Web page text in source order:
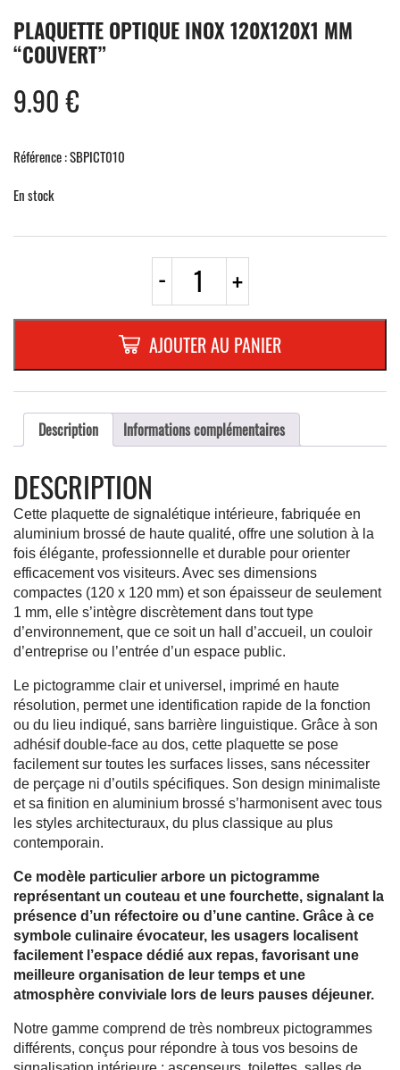
PLAQUETTE OPTIQUE INOX 120X120X1 MM
“COUVERT”
9.90€
Référence : SBPICT010
En stock
- quantité
PLAQUETTE
OPTIQUE
INOX
120X120X1
mm
"COUVERT"
+
AJOUTER AU PANIER
Description Informations complémentaires
DESCRIPTION
Cette plaquette de signalétique intérieure, fabriquée en
aluminium brossé de haute qualité, offre une solution à la
fois élégante, professionnelle et durable pour orienter
efficacement vos visiteurs. Avec ses dimensions
compactes (120 x 120 mm) et son épaisseur de seulement
1 mm, elle s’intègre discrètement dans tout type
d’environnement, que ce soit un hall d’accueil, un couloir
d’entreprise ou l’entrée d’un espace public.
Le pictogramme clair et universel, imprimé en haute
résolution, permet une identification rapide de la fonction
ou du lieu indiqué, sans barrière linguistique. Grâce à son
adhésif double-face au dos, cette plaquette se pose
facilement sur toutes les surfaces lisses, sans nécessiter
de perçage ni d’outils spécifiques. Son design minimaliste
et sa finition en aluminium brossé s’harmonisent avec tous
les styles architecturaux, du plus classique au plus
contemporain.
Ce modèle particulier arbore un pictogramme
représentant un couteau et une fourchette, signalant la
présence d’un réfectoire ou d’une cantine. Grâce à ce
symbole culinaire évocateur, les usagers localisent
facilement l’espace dédié aux repas, favorisant une
meilleure organisation de leur temps et une
atmosphère conviviale lors de leurs pauses déjeuner.
Notre gamme comprend de très nombreux pictogrammes
différents, conçus pour répondre à tous vos besoins de